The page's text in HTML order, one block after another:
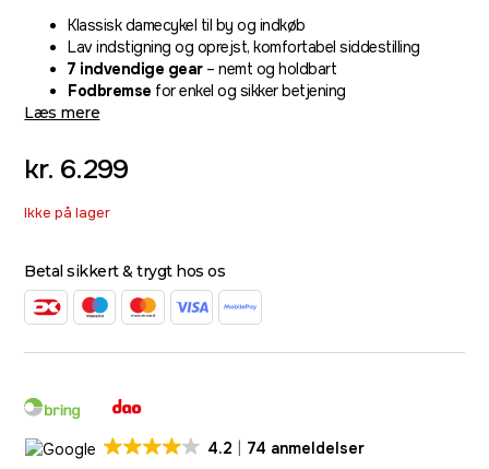
Klassisk damecykel til by og indkøb
Lav indstigning og oprejst, komfortabel siddestilling
7 indvendige gear– nemt og holdbart
Fodbremse for enkel og sikker betjening
Læs mere
kr. 6.299
Ikke på lager
Betal sikkert & trygt hos os
4.2
74 anmeldelser